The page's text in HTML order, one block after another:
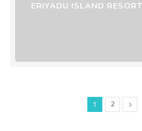
ERIYADU ISLAND
1 2